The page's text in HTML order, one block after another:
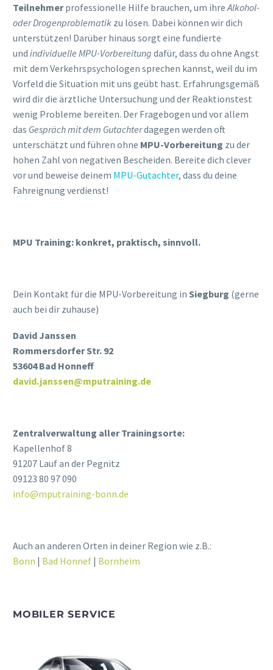
Teilnehmerprofessionelle Hilfe brauchen, um ihre Alkohol-
oder Drogenproblematik zu lösen. Dabei können wir dich
unterstützen! Darüber hinaus sorgt eine fundierte
und individuelle MPU-Vorbereitung dafür, dass du ohne Angst
mit dem Verkehrspsychologen sprechen kannst, weil du im
Vorfeld die Situation mit uns geübt hast. Erfahrungsgemäß
wird dir die ärztliche Untersuchung und der Reaktionstest
wenig Probleme bereiten. Der Fragebogen und vor allem
das Gespräch mit dem Gutachterdagegen werden oft
unterschätzt und führen ohne MPU-Vorbereitung zu der
hohen Zahl von negativen Bescheiden. Bereite dich clever
vor und beweise deinem MPU-Gutachter, dass du deine
Fahreignung verdienst!
MPU Training: konkret, praktisch, sinnvoll.
Dein Kontakt für die MPU-Vorbereitung in Siegburg (gerne
auch bei dir zuhause)
David Janssen
Rommersdorfer Str. 92
53604 Bad Honneff
david.janssen@mputraining.de
Zentralverwaltung aller Trainingsorte:
Kapellenhof 8
91207 Lauf an der Pegnitz
09123 80 97 090
info@mputraining-bonn.de
Auch an anderen Orten in deiner Region wie z.B.:
Bonn | Bad Honnef | Bornheim
MOBILER SERVICE